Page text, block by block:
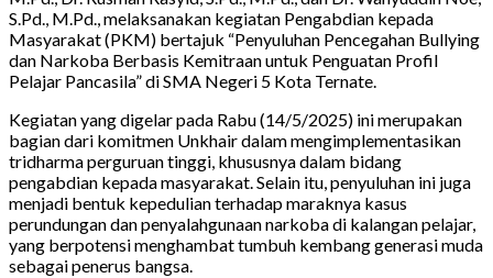
S.Pd., M.Pd., melaksanakan kegiatan Pengabdian kepada
Masyarakat (PKM) bertajuk “Penyuluhan Pencegahan Bullying
dan Narkoba Berbasis Kemitraan untuk Penguatan Profil
Pelajar Pancasila” di SMA Negeri 5 Kota Ternate.
Kegiatan yang digelar pada Rabu (14/5/2025) ini merupakan
bagian dari komitmen Unkhair dalam mengimplementasikan
tridharma perguruan tinggi, khususnya dalam bidang
pengabdian kepada masyarakat. Selain itu, penyuluhan ini juga
menjadi bentuk kepedulian terhadap maraknya kasus
perundungan dan penyalahgunaan narkoba di kalangan pelajar,
yang berpotensi menghambat tumbuh kembang generasi muda
sebagai penerus bangsa.